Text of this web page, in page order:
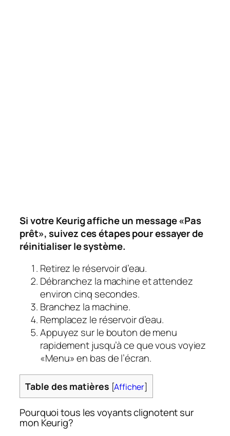
Si votre Keurig affiche un message «Pas
prêt», suivez ces étapes pour essayer de
réinitialiser le système.
Retirez le réservoir d’eau.
Débranchez la machine et attendez
environ cinq secondes.
Branchez la machine.
Remplacez le réservoir d’eau.
Appuyez sur le bouton de menu
rapidement jusqu’à ce que vous voyiez
«Menu» en bas de l’écran.
Table des matières [Afficher]
Pourquoi tous les voyants clignotent sur
mon Keurig?